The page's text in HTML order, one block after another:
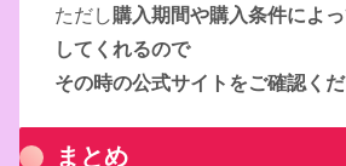
ただし購入期間や購入条件によ
してくれるので
その時の公式サイトをご確認く
まとめ